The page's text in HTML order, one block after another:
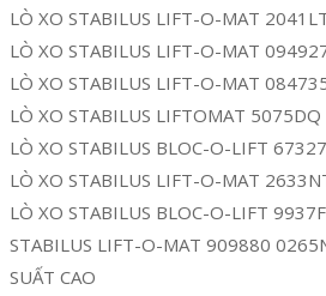
LÒ XO STABILUS LIFT-O-MAT
LÒ XO STABILUS LIFT-O-MAT
LÒ XO STABILUS LIFT-O-MAT
LÒ XO STABILUS LIFTOMAT
LÒ XO STABILUS BLOC-O-LIFT
LÒ XO STABILUS LIFT-O-MAT
LÒ XO STABILUS BLOC-O-LIFT
STABILUS LIFT-O-MAT 909880
SUẤT CAO